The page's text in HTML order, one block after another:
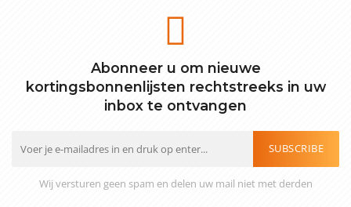
Abonneer u om nieuwe
kortingsbonnenlijsten rechtstreeks in uw
inbox te ontvangen
SUBSCRIBE
Wij versturen geen spam en delen uw mail niet met derden